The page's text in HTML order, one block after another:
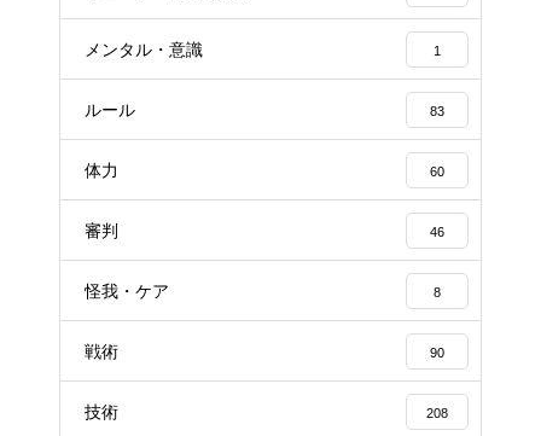
メンタル・意識 1
ルール 83
体力 60
審判 46
怪我・ケア 8
戦術 90
技術 208